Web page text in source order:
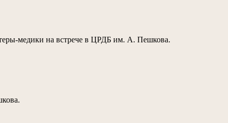
медики на встрече в ЦРДБ им. А. Пешкова.